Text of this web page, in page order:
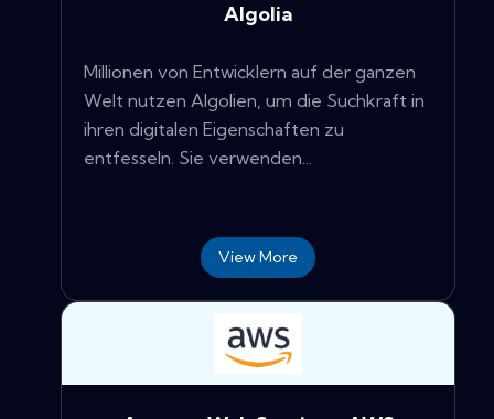
Algolia
Millionen von Entwicklern auf der ganzen
Welt nutzen Algolien, um die Suchkraft in
ihren digitalen Eigenschaften zu
entfesseln. Sie verwenden...
View More